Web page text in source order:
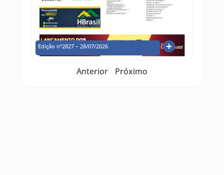
Edição nº2827 – 28/07/2026
Anterior Próximo